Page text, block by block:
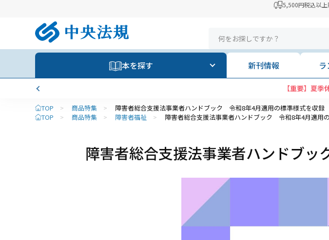
5,500円税込以
本を探す 新刊情報
【重要】夏季
TOP > 商品特集 >
障害者総合支援法事業者ハンドブック 令和8年4月適用の標準様式を収録
TOP
> 商品特集 > 障害者福祉 > 障害者総合支援法事業者ハンドブック 令和8年4月適用
障害者総合支援法事業者ハンドブ